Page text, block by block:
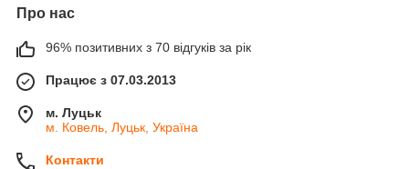
Про нас
96% позитивних з 70 відгуків за рік
Працює з 07.03.2013
м. Луцьк
м. Ковель, Луцьк, Україна
Контакти